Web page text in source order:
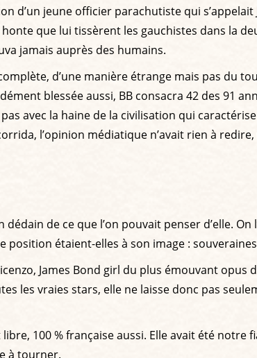
d’un jeune officier parachutiste qui
que lui tissèrent les gauchistes dans la
jamais auprès des humains.
d’une manière étrange mais pas du
blessée aussi, BB consacra 42 des 91
avec la haine de la civilisation qui
l’opinion médiatique n’avait rien à
de ce que l’on pouvait penser d’elle.
position étaient-elles à son image :
James Bond girl du plus émouvant opus
les vraies stars, elle ne laisse donc pas
100 % française aussi. Elle avait été
à tourner.